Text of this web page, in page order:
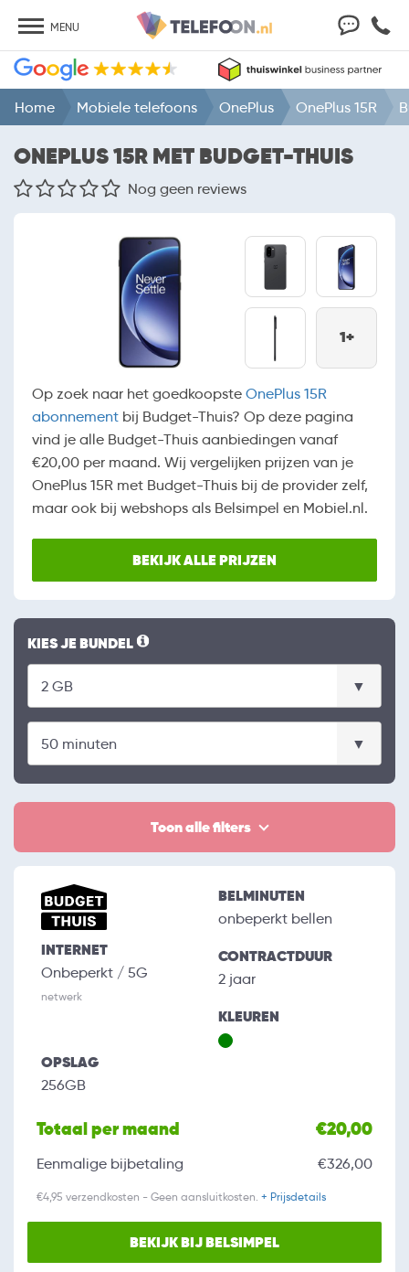
MENU
Home Mobiele telefoons OnePlus OnePlus 15R
ONEPLUS 15R MET BUDGET-THUIS
Nog geen reviews
1+
Op zoek naar het goedkoopste OnePlus 15R
abonnement bij Budget-Thuis? Op deze pagina
vind je alle Budget-Thuis aanbiedingen vanaf
€20,00 per maand. Wij vergelijken prijzen van je
OnePlus 15R met Budget-Thuis bij de provider zelf,
maar ook bij webshops als Belsimpel en Mobiel.nl.
BEKIJK ALLE PRIJZEN
KIES JE BUNDEL
Toon alle filters
INTERNET
Onbeperkt / 5G
netwerk
BELMINUTEN
onbeperkt bellen
CONTRACTDUUR
2 jaar
KLEUREN
OPSLAG
256GB
Totaal per maand €20,00
Eenmalige bijbetaling €326,00
€4,95 verzendkosten - Geen aansluitkosten. + Prijsdetails
BEKIJK BIJ BELSIMPEL